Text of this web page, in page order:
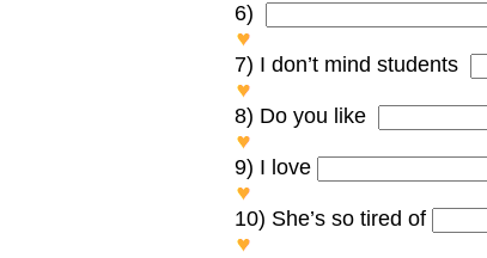
6)
7) I don’t mind students
8) Do you like
9) I love
10) She’s so tired of